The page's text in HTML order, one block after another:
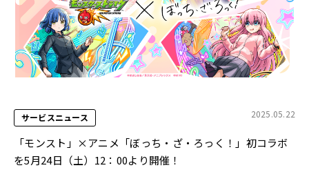
サービスニュース 2025.05.22
「モンスト」×アニメ「ぼっち・ざ・ろっく！」初コラボ
を5月24日（土）12：00より開催！